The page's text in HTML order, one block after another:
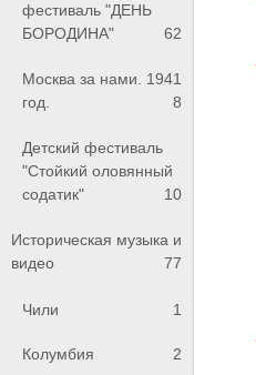
фестиваль "ДЕНЬ
БОРОДИНА"
62
Москва за нами. 1941
год.
8
Детский фестиваль
"Стойкий оловянный
содатик"
10
Историческая музыка и
видео
77
Чили 1
Колумбия 2